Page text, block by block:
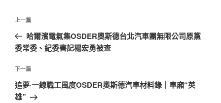
文
導
覽
上
一
篇
章
上一篇
哈爾濱電氣集OSDER奧斯德台北汽車團無限公司原黨
委常委、紀委書記楊宏勇被查
下
一
篇
下一篇
追夢·一線職工風度OSDER奧斯德汽車材料錄｜車廂“英
雄”